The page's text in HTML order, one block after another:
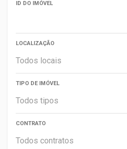
ID DO IMÓVEL
LOCALIZAÇÃO
Todos locais
TIPO DE IMÓVEL
Todos tipos
CONTRATO
Todos contratos